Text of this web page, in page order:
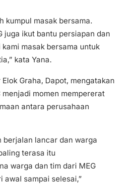
kumpul masak bersama.
juga ikut bantu persiapan dan
masak bersama untuk
kata Yana.
Graha, Dapot, mengatakan
menjadi momen mempererat
antara perusahaan
berjalan lancar dan warga
terasa itu
warga dan tim dari MEG
awal sampai selesai,”